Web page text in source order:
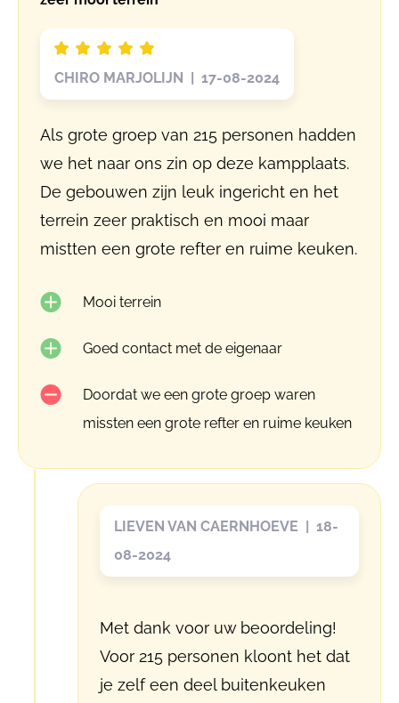
CHIRO MARJOLIJN | 17-08-2024
Als grote groep van 215 personen hadden
we het naar ons zin op deze kampplaats.
De gebouwen zijn leuk ingericht en het
terrein zeer praktisch en mooi maar
mistten een grote refter en ruime keuken.
Mooi terrein
Goed contact met de eigenaar
Doordat we een grote groep waren
missten een grote refter en ruime keuken
LIEVEN VAN CAERNHOEVE | 18-
08-2024
Met dank voor uw beoordeling!
Voor 215 personen kloont het dat
je zelf een deel buitenkeuken